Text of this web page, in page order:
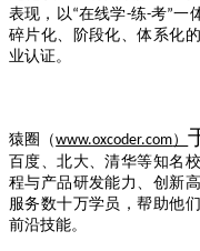
表现，以“在线学-练-考”一
碎片化、阶段化、体系化
业认证。
猿圈（www.oxcoder.com）
百度、北大、清华等知名
程与产品研发能力、创新
服务数十万学员，帮助他
前沿技能。